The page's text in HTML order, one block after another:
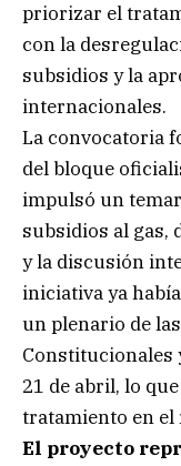
priorizar el
con la
subsidios y la
internacionales.
La convocatoria
del bloque
impulsó un
subsidios al gas,
y la discusión
iniciativa ya
un plenario de
Constitucionales
21 de abril, lo
tratamiento en el
El proyecto